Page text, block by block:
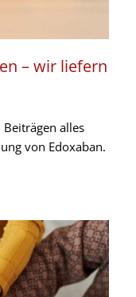
– wir liefern
alles
von Edoxaban.